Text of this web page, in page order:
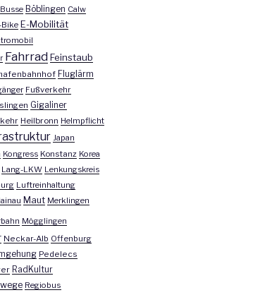
Busse Böblingen Calw
Bike E-Mobilität
Fahrrad Feinstaub
Fluglärm
Fußverkehr
Gigaliner
Heilbronn Helmpflicht
Japan
Kongress Konstanz Korea
Lang-LKW Lenkungskreis
Luftreinhaltung
Maut Merklingen
Mögglingen
Neckar-Alb Offenburg
Pedelecs
RadKultur
Regiobus